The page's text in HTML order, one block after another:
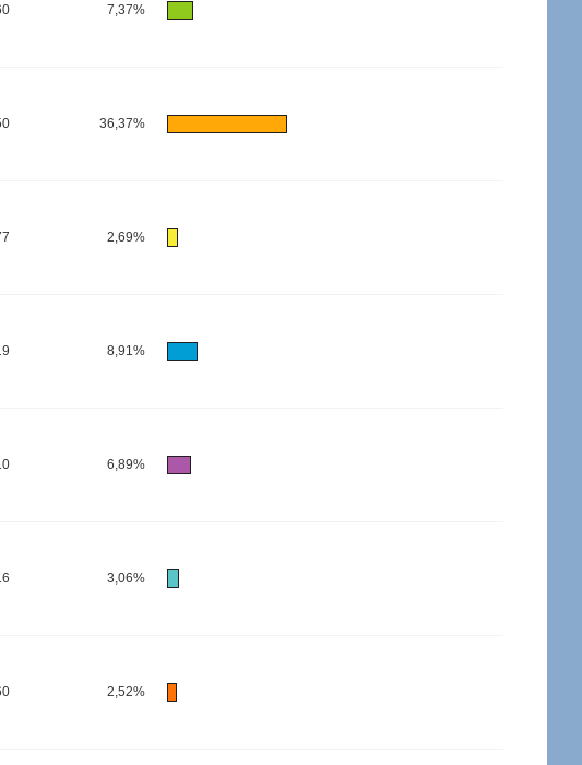
7,37%
36,37%
2,69%
8,91%
6,89%
3,06%
2,52%